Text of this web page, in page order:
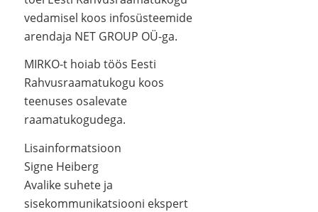
vedamisel koos infosüsteemide
arendaja NET GROUP OÜ-ga.
MIRKO-t hoiab töös Eesti
Rahvusraamatukogu koos
teenuses osalevate
raamatukogudega.
Lisainformatsioon
Signe Heiberg
Avalike suhete ja
sisekommunikatsiooni ekspert